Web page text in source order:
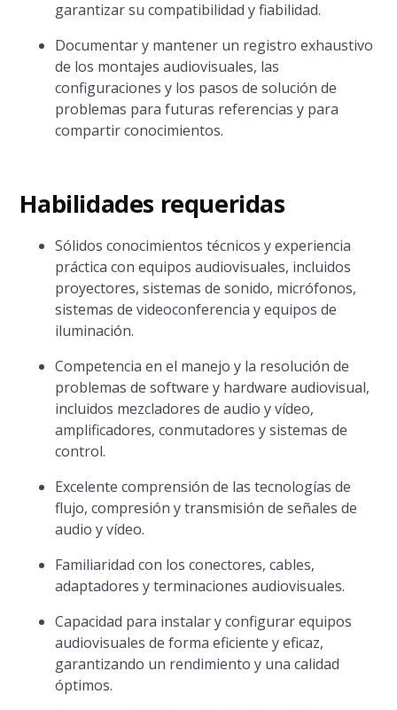
garantizar su compatibilidad y fiabilidad.
Documentar y mantener un registro exhaustivo
de los montajes audiovisuales, las
configuraciones y los pasos de solución de
problemas para futuras referencias y para
compartir conocimientos.
Habilidades requeridas
Sólidos conocimientos técnicos y experiencia
práctica con equipos audiovisuales, incluidos
proyectores, sistemas de sonido, micrófonos,
sistemas de videoconferencia y equipos de
iluminación.
Competencia en el manejo y la resolución de
problemas de software y hardware audiovisual,
incluidos mezcladores de audio y vídeo,
amplificadores, conmutadores y sistemas de
control.
Excelente comprensión de las tecnologías de
flujo, compresión y transmisión de señales de
audio y vídeo.
Familiaridad con los conectores, cables,
adaptadores y terminaciones audiovisuales.
Capacidad para instalar y configurar equipos
audiovisuales de forma eficiente y eficaz,
garantizando un rendimiento y una calidad
óptimos.